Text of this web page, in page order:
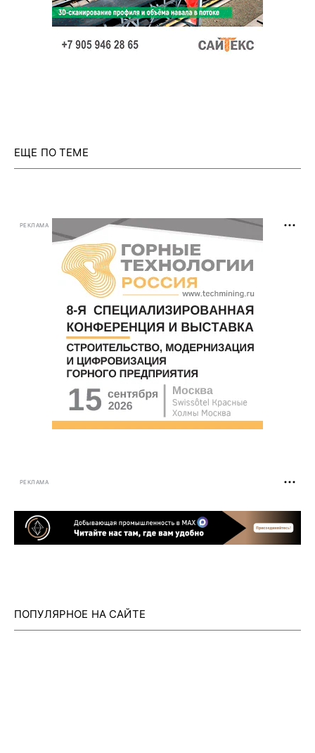
ЕЩЕ ПО ТЕМЕ
РЕКЛАМА
РЕКЛАМА
ПОПУЛЯРНОЕ НА САЙТЕ